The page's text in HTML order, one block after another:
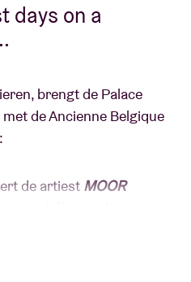
days on a
brengt de Palace
de Ancienne Belgique
de artiest MOOR
THING.